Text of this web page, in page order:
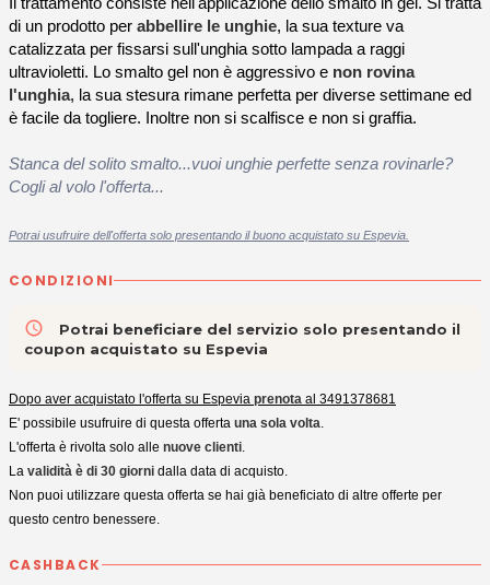
di un prodotto per abbellire le unghie, la sua texture va
catalizzata per fissarsi sull'unghia sotto lampada a raggi
ultravioletti. Lo smalto gel non è aggressivo e non rovina
l'unghia, la sua stesura rimane perfetta per diverse settimane ed
è facile da togliere. Inoltre non si scalfisce e non si graffia.
Stanca del solito smalto...vuoi unghie perfette senza rovinarle?
Cogli al volo l'offerta...
Potrai usufruire dell'offerta solo presentando il buono acquistato su Espevia.
CONDIZIONI
access_time
Potrai beneficiare del servizio solo presentando il
coupon acquistato su Espevia
Dopo aver acquistato l'offerta su Espevia prenota al 3491378681
E' possibile usufruire di questa offerta una sola volta
L'offerta è rivolta solo alle nuove clienti
La validità è di 30 giorni dalla data di acquisto.
Non puoi utilizzare questa offerta se hai già beneficiato di altre offerte per
questo centro benessere.
CASHBACK